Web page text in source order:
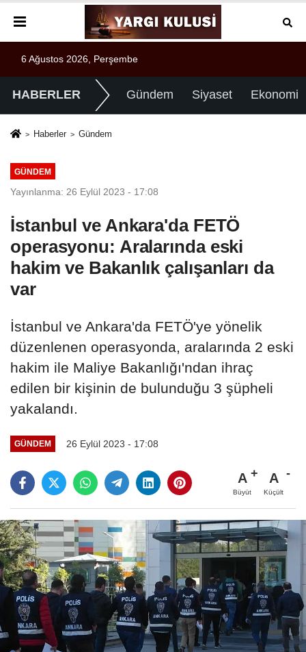
6 Ağustos 2026, Perşembe
HABERLER Gündem Siyaset Ekonomi
Haberler Gündem
GÜNDEM
Yayınlanma: 26 Eylül 2023 - 17:08
İstanbul ve Ankara'da FETÖ
operasyonu: Aralarında eski
hakim ve Bakanlık çalışanları da
var
İstanbul ve Ankara'da FETÖ'ye yönelik
düzenlenen operasyonda, aralarında 2 eski
hakim ile Maliye Bakanlığı'ndan ihraç
edilen bir kişinin de bulunduğu 3 şüpheli
yakalandı.
GÜNDEM 26 Eylül 2023 - 17:08
A
Büyüt
A
Küçült